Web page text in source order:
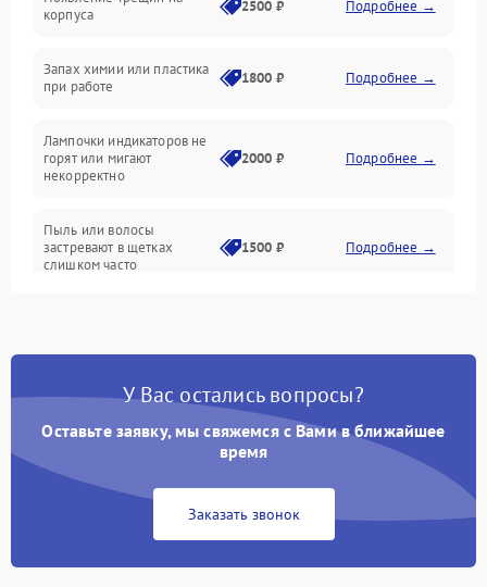
Батарея
Программные сбои
корпуса
2500 ₽ Подробнее →
Запах химии или пластика
при работе
1800 ₽ Подробнее →
Лампочки индикаторов не
горят или мигают
некорректно
2000 ₽ Подробнее →
Пыль или волосы
застревают в щетках
слишком часто
1500 ₽ Подробнее →
У Вас остались вопросы?
Оставьте заявку, мы свяжемся с Вами в ближайшее
время
Заказать звонок